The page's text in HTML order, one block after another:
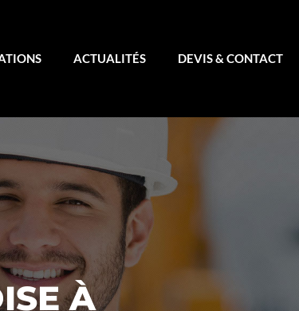
ACTUALITÉS DEVIS & CONTACT
À